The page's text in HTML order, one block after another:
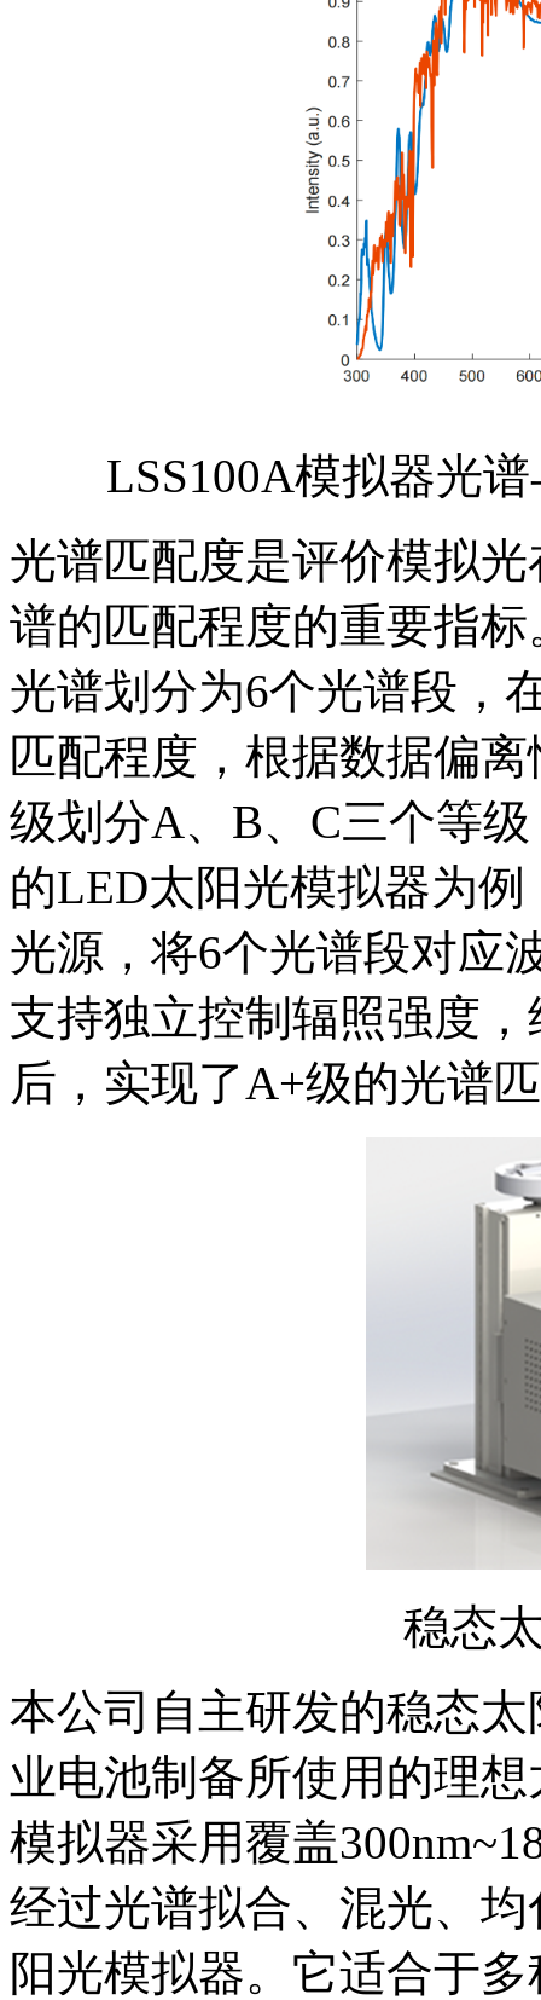
LSS100A模拟器光
光谱匹配度是评价模拟
谱的匹配程度的重要指
光谱划分为6个光谱段，
匹配程度，根据数据偏
级划分A、B、C三个等
的LED太阳光模拟器为
光源，将6个光谱段对应
支持独立控制辐照强度
后，实现了A+级的光谱
稳态
本公司自主研发的稳态
业电池制备所使用的理
模拟器采用覆盖
经过光谱拟合、混光、
阳光模拟器。它适合于